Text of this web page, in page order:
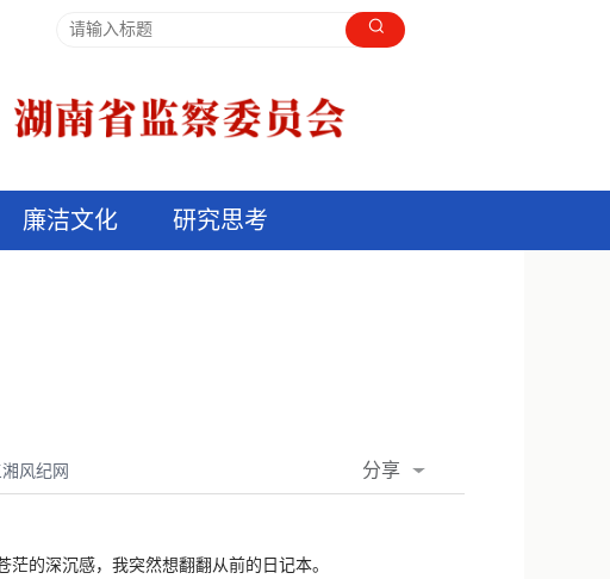
廉洁文化 研究思考
风纪网 分享
的深沉感，我突然想翻翻从前的日记本。